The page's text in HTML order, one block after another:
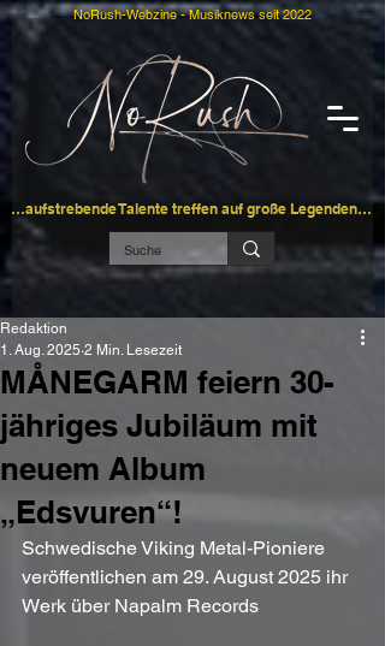
…aufstrebende Talente treffen auf große Legenden…
NoRush-Webzine - Musiknews seit 2022
MÅNEGARM feiern 30-
jähriges Jubiläum mit
neuem Album
„Edsvuren“!
Redaktion
1. Aug. 2025 2 Min. Lesezeit
Schwedische Viking Metal-Pioniere
veröffentlichen am 29. August 2025 ihr
Werk über Napalm Records